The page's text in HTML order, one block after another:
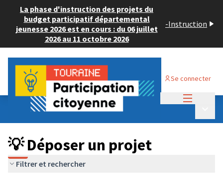
La phase d'instruction des projets du
budget participatif départemental
jeunesse 2026 est en cours : du 06 juillet
2026 au 11 octobre 2026
-Instruction
Se connecter
Budget Participatif ADULTE 2024
💡 Déposer un projet
💡 Déposer un projet
Filtrer et rechercher